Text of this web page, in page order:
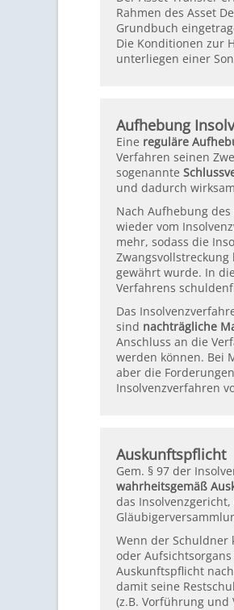
Rahmen des Asset
Grundbuch
Die Konditionen zur
unterliegen einer
Aufhebung
Eine reguläre
Verfahren seinen
sogenannte
und dadurch
Nach Aufhebung
wieder vom
mehr, sodass die
gewährt wurde. In
Verfahrens
Das
sind nachträgliche
Anschluss an die
werden können. Bei
aber die
Insolvenzverfahren
Auskunftspflicht
Gem. § 97 der
wahrheitsgemäß
das
Wenn der Schuldner
oder
Auskunftspflicht
damit seine
(z.B. Vorführung